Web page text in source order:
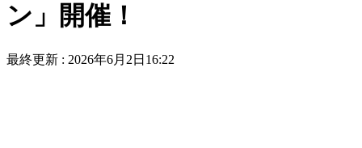
ン」開催！
最終更新 : 2026年6月2日16:22